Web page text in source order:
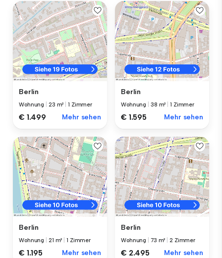
Berlin
Wohnung 23 m² |1 Zimmer
€ 1.499 Mehr sehen
Berlin
Wohnung 38 m² |1 Zimmer
€ 1.595 Mehr sehen
Berlin
Wohnung 21 m² |1 Zimmer
€ 1.195 Mehr sehen
Berlin
Wohnung 73 m² |2 Zimmer
€ 2.495 Mehr sehen